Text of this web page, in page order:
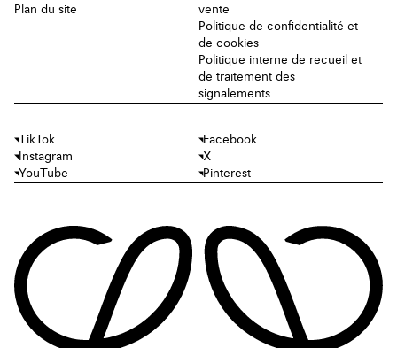
Plan du site
vente
Politique de confidentialité et
de cookies
Politique interne de recueil et
de traitement des
signalements
TikTok
Facebook
Instagram
X
YouTube
Pinterest